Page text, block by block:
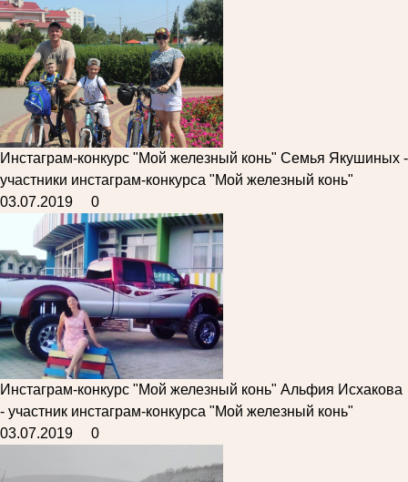
Инстаграм-конкурс "Мой железный конь" Семья Якушиных -
участники инстаграм-конкурса "Мой железный конь"
03.07.2019
0
Инстаграм-конкурс "Мой железный конь" Альфия Исхакова
- участник инстаграм-конкурса "Мой железный конь"
03.07.2019
0